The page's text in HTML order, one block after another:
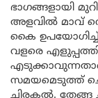
ഭാഗങ്ങളായി
അളവിൽ മാവ്
കൈ
വളരെ
സമയമെടുത്ത്